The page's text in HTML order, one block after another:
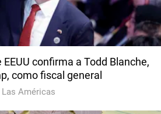
EEUU confirma a Todd Blanche,
como fiscal general
Las Américas